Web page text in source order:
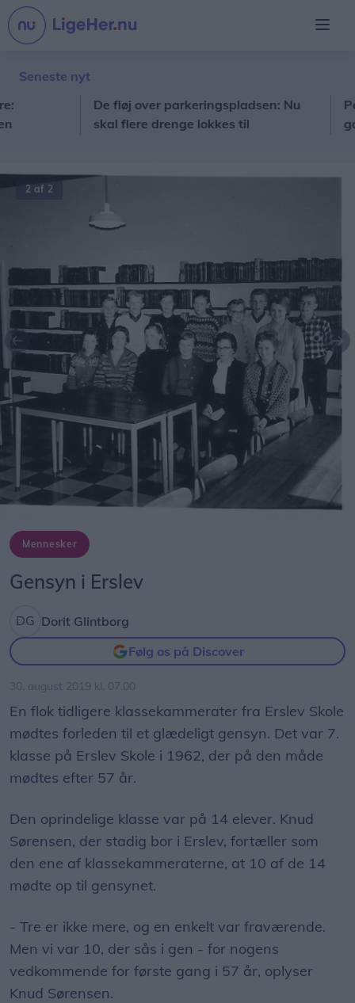
Seneste nyt
De fløj over parkeringspladsen: Nu
skal flere drenge lokkes til
2 af 2
Forrige
Mennesker
Gensyn i Erslev
Dorit Glintborg
Følg os på Discover
30. august 2019 kl. 07.00
En flok tidligere klassekammerater fra Erslev Skole
mødtes forleden til et glædeligt gensyn. Det var 7.
klasse på Erslev Skole i 1962, der på den måde
mødtes efter 57 år.
Den oprindelige klasse var på 14 elever. Knud
Sørensen, der stadig bor i Erslev, fortæller som
den ene af klassekammeraterne, at 10 af de 14
mødte op til gensynet.
- Tre er ikke mere, og en enkelt var fraværende.
Men vi var 10, der sås i gen - for nogens
vedkommende for første gang i 57 år, oplyser
Knud Sørensen.